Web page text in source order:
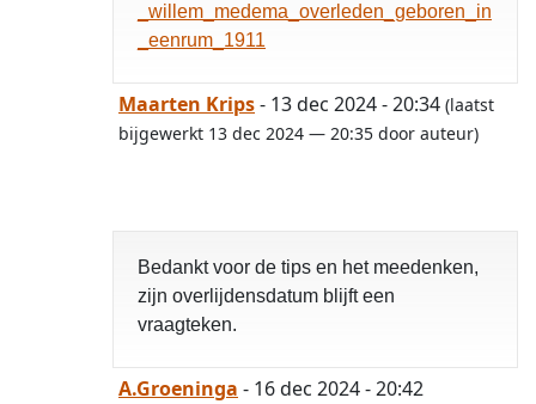
_willem_medema_overleden_geboren_in
_eenrum_1911
Maarten Krips- 13 dec 2024 - 20:34 (laatst
bijgewerkt 13 dec 2024 — 20:35 door auteur)
Bedankt voor de tips en het meedenken,
zijn overlijdensdatum blijft een
vraagteken.
A.Groeninga - 16 dec 2024 - 20:42
opgelost